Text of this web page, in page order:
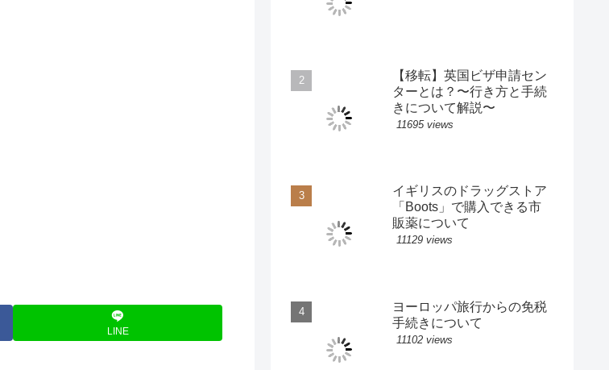
LINE
【移転】英国ビザ申請セン
ターとは？〜行き方と手続
きについて解説〜
11695 views
イギリスのドラッグストア
「Boots」で購入できる市
販薬について
11129 views
ヨーロッパ旅行からの免税
手続きについて
11102 views